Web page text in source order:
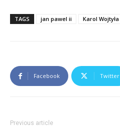
TAGS jan pawel ii Karol Wojtyła
Facebook Twitter
Previous article